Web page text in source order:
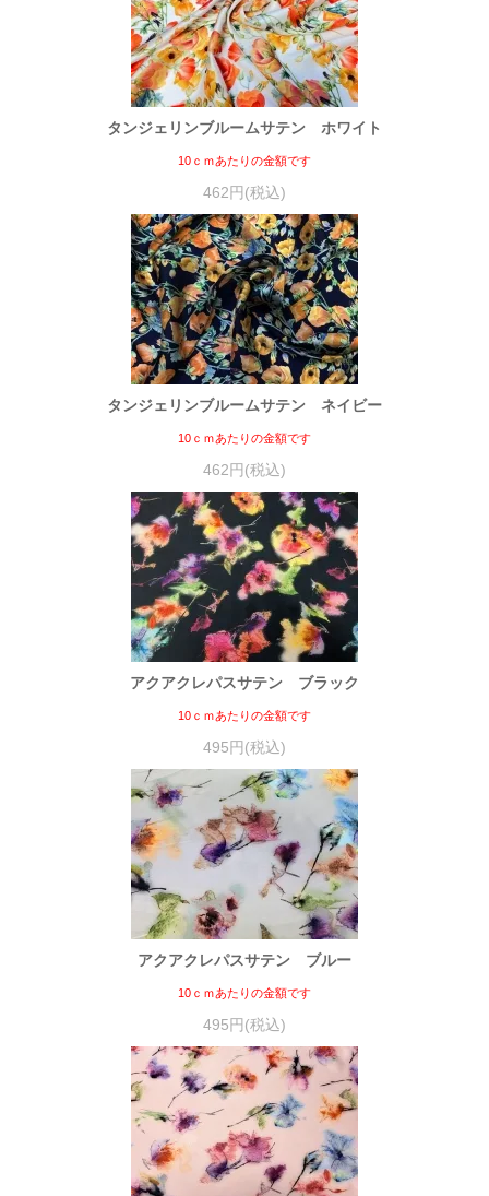
タンジェリンブルームサテン ホワイト
10ｃｍあたりの金額です
462円(税込)
タンジェリンブルームサテン ネイビー
10ｃｍあたりの金額です
462円(税込)
アクアクレパスサテン ブラック
10ｃｍあたりの金額です
495円(税込)
アクアクレパスサテン ブルー
10ｃｍあたりの金額です
495円(税込)